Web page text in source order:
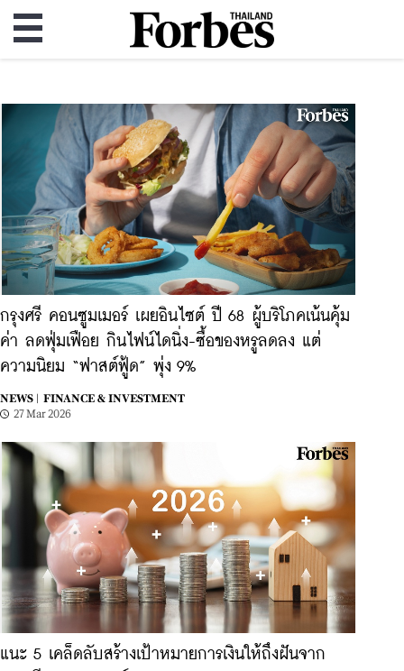
กรุงศรี คอนซูมเมอร์ เผยอินไซต์ ปี 68 ผู้บริโภคเน้นคุ้ม
ค่า ลดฟุ่มเฟือย กินไฟน์ไดนิ่ง-ซื้อของหรูลดลง แต่
ความนิยม “ฟาสต์ฟู้ด” พุ่ง 9%
NEWS |
FINANCE & INVESTMENT
27 Mar 2026
แนะ 5 เคล็ดลับสร้างเป้าหมายการเงินให้ถึงฝันจาก